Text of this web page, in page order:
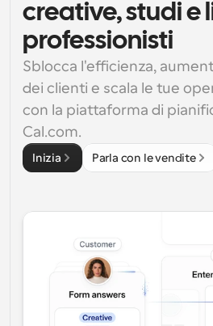
creative, studi e
professionisti
Sblocca l'efficienza,
dei clienti e scala le tue
con la piattaforma di
Cal.com.
Inizia Parla con le vendite